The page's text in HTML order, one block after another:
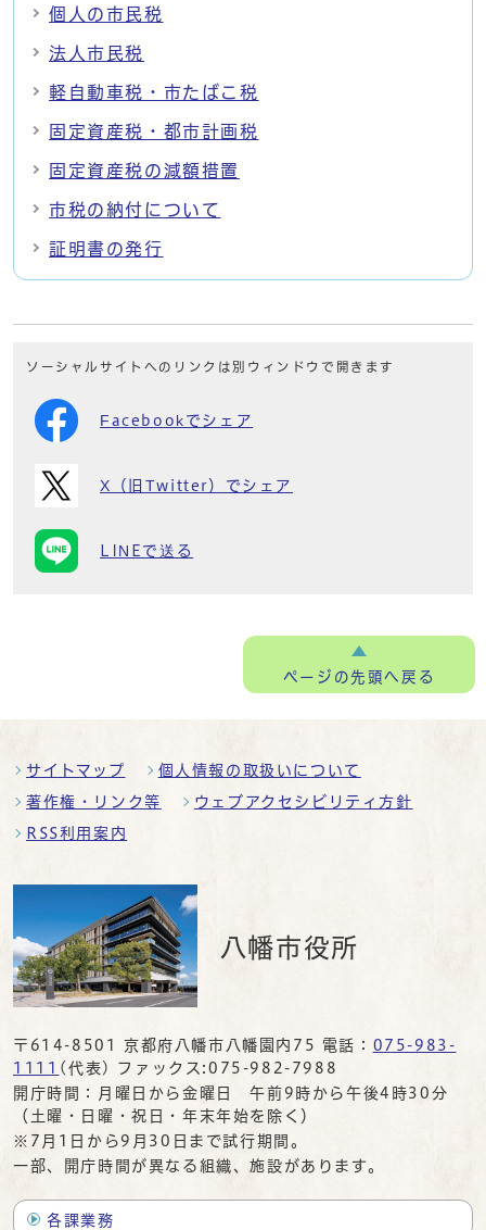
個人の市民税
法人市民税
軽自動車税・市たばこ税
固定資産税・都市計画税
固定資産税の減額措置
市税の納付について
証明書の発行
ソーシャルサイトへのリンクは別ウィンドウで開きます
Facebookでシェア
X（旧Twitter）でシェア
LINEで送る
ページの先頭へ戻る
サイトマップ 個人情報の取扱いについて
著作権・リンク等 ウェブアクセシビリティ方針
RSS利用案内
八幡市役所
〒614-8501 京都府八幡市八幡園内75 電話： 075-983-
1111 (代表) ファックス:075-982-7988
開庁時間：月曜日から金曜日 午前9時から午後4時30分
（土曜・日曜・祝日・年末年始を除く）
※7月1日から9月30日まで試行期間。
一部、開庁時間が異なる組織、施設があります。
各課業務